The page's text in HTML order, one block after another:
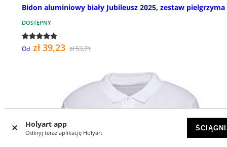
Holyart app
Odkryj teraz aplikację Holyart
Bidon aluminiowy biały Jubileusz 2025, zestaw pielgrzyma
DOSTĘPNY
Od zł 39,23 zł 53,71